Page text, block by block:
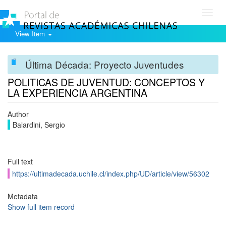
View Item
Última Década: Proyecto Juventudes
POLITICAS DE JUVENTUD: CONCEPTOS Y
LA EXPERIENCIA ARGENTINA
Author
Balardini, Sergio
Full text
https://ultimadecada.uchile.cl/index.php/UD/article/view/56302
Metadata
Show full item record